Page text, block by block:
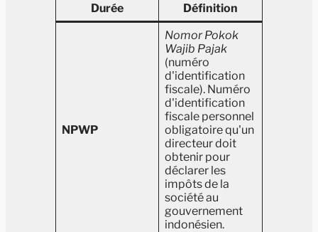
Durée Définition
NPWP
Nomor Pokok
Wajib Pajak
(numéro
d'identification
fiscale). Numéro
d'identification
fiscale personnel
obligatoire qu'un
directeur doit
obtenir pour
déclarer les
impôts de la
société au
gouvernement
indonésien.